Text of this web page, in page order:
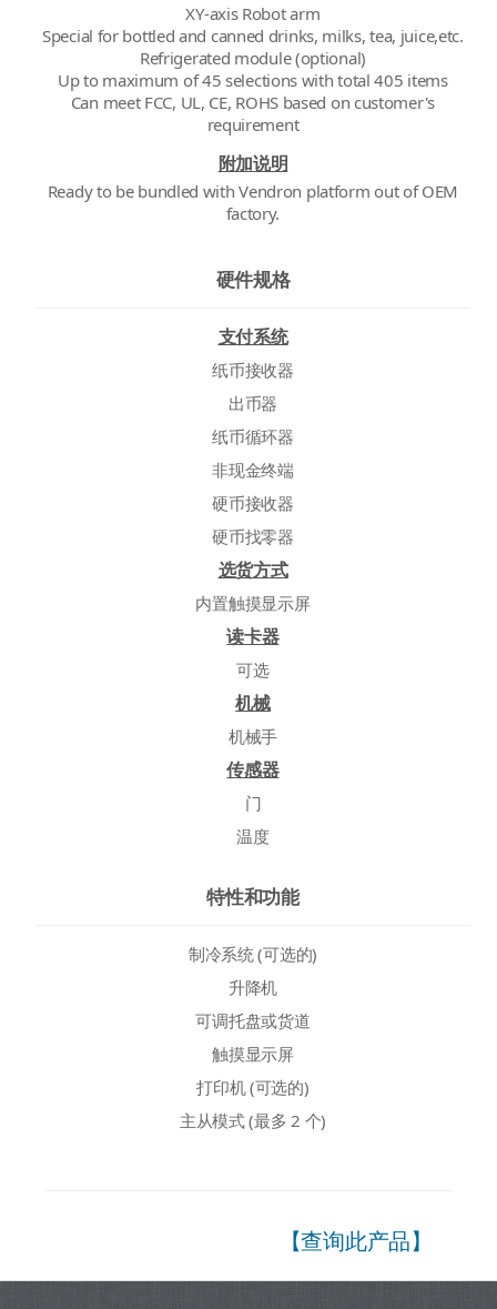
XY-axis Robot arm
Special for bottled and canned drinks, milks, tea, juice,etc.
Refrigerated module (optional)
Up to maximum of 45 selections with total 405 items
Can meet FCC, UL, CE, ROHS based on customer's
requirement
附加说明
Ready to be bundled with Vendron platform out of OEM
factory.
硬件规格
支付系统
纸币接收器
出币器
纸币循环器
非现金终端
硬币接收器
硬币找零器
选货方式
内置触摸显示屏
读卡器
可选
机械
机械手
传感器
门
温度
特性和功能
制冷系统 (可选的)
升降机
可调托盘或货道
触摸显示屏
打印机 (可选的)
主从模式 (最多 2 个)
【查询此产品】